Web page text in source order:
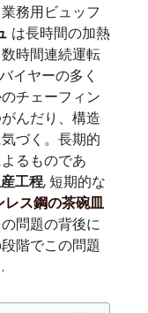
務用ビュッフ
は長時間の加熱
時間連続運転
イヤーの多く
チェーフィン
んだり、構造
づく。長期的
るものであ
工程, 短期的な
ス鋼の茶碗皿
問題の背後に
階でこの問題